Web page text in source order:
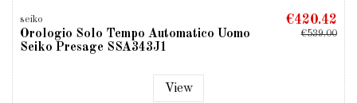
seiko
Orologio Solo Tempo Automatico Uomo
Seiko Presage SSA343J1
€420.42
€539.00
View